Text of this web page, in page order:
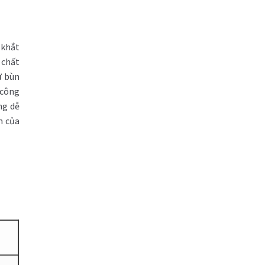
bùn
dễ
của